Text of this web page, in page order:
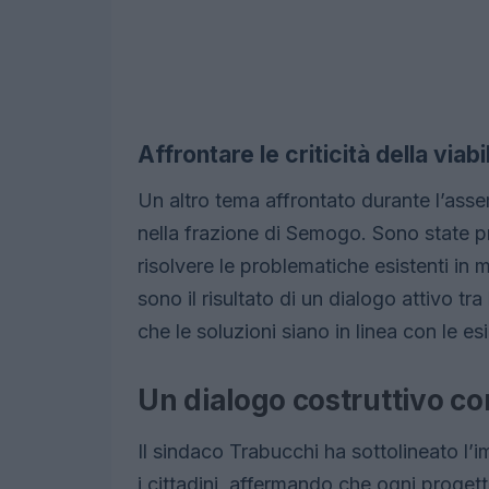
Affrontare le criticità della
Un altro tema affrontato durante
nella frazione di Semogo. Sono state
risolvere le problematiche esistenti in
sono il risultato di un dialogo attivo
che le soluzioni siano in linea con le
Un dialogo costruttivo
Il sindaco Trabucchi ha sottolineato